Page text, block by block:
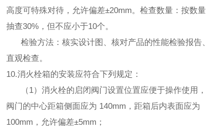
高度可特殊对待，允许偏差±20mm。检查数量：按数量
抽查30%，但不应小于10个。
检验方法：核实设计图、核对产品的性能检验报告、
直观检查。
10.消火栓箱的安装应符合下列规定：
（1）消火栓的启闭阀门设置位置应便于操作使用，
阀门的中心距箱侧面应为 140mm，距箱后内表面应为
100mm，允许偏差±5mm；